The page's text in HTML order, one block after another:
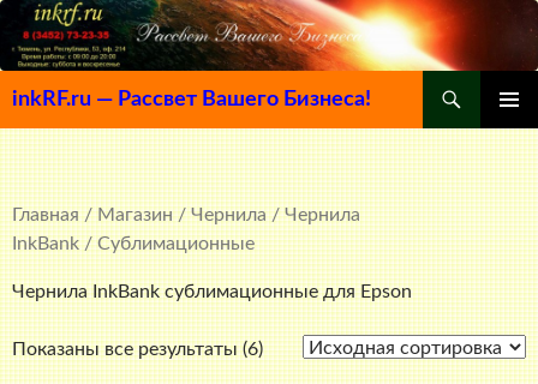
inkRF.ru — Рассвет Вашего Бизнеса!
МЕНЮ
К
СОДЕРЖИМОМУ
Главная/Магазин/Чернила/Чернила
InkBank/ Сублимационные
Чернила InkBank сублимационные для Epson
Показаны все результаты (6)